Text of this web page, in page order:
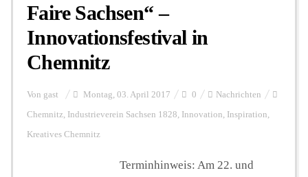
Faire Sachsen“ –
Innovationsfestival in
Chemnitz
Von gast Montag, 03. April 2017 0 Nachrichten
Chemnitz, Industrieverein Sachsen 1828, Innovation, Inspiration,
Kreatives Chemnitz
Terminhinweis: Am 22. und